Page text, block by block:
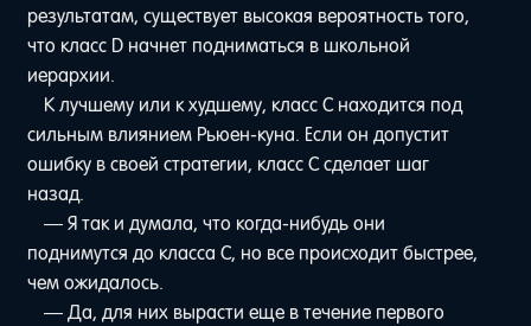
результатам, существует высокая вероятность того,
что класс D начнет подниматься в школьной
иерархии.
К лучшему или к худшему, класс С находится под
сильным влиянием Рьюен-куна. Если он допустит
ошибку в своей стратегии, класс C сделает шаг
назад.
— Я так и думала, что когда-нибудь они
поднимутся до класса C, но все происходит быстрее,
чем ожидалось.
— Да, для них вырасти еще в течение первого